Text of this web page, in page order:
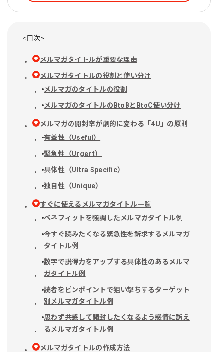
<目次>
メルマガタイトルが重要な理由
メルマガタイトルの役割と使い分け
メルマガのタイトルの役割
メルマガのタイトルのBtoBとBtoC使い分け
メルマガの開封率が劇的に変わる「4U」の原則
有益性（Useful）
緊急性（Urgent）
具体性（Ultra Specific）
独自性（Unique）
すぐに使えるメルマガタイトル一覧
ベネフィットを強調したメルマガタイトル例
今すぐ読みたくなる緊急性を訴求するメルマガ
タイトル例
数字で説得力をアップする具体性のあるメルマ
ガタイトル例
読者をピンポイントで狙い撃ちするターゲット
別メルマガタイトル例
思わず共感して開封したくなるよう感情に訴え
るメルマガタイトル例
メルマガタイトルの作成方法